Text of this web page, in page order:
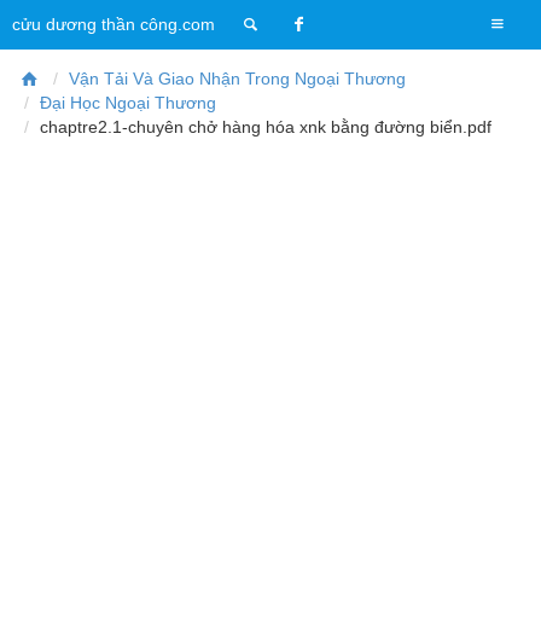
T
o
l
cửu dương thần công.com
Vận Tải Và Giao Nhận Trong Ngoại Thương
Đại Học Ngoại Thương
chaptre2.1-chuyên chở hàng hóa xnk bằng đường biển.pdf